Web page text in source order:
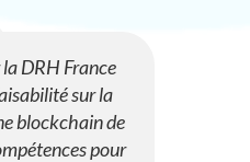
DRH France
sur la
blockchain de
pour